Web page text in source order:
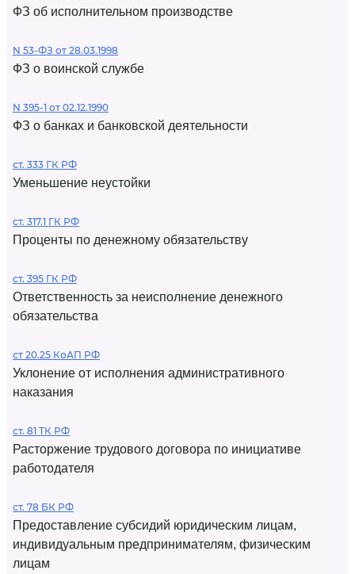
ФЗ об исполнительном производстве
N 53-ФЗ от 28.03.1998
ФЗ о воинской службе
N 395-1 от 02.12.1990
ФЗ о банках и банковской деятельности
ст. 333 ГК РФ
Уменьшение неустойки
ст. 317.1 ГК РФ
Проценты по денежному обязательству
ст. 395 ГК РФ
Ответственность за неисполнение денежного
обязательства
ст 20.25 КоАП РФ
Уклонение от исполнения административного
наказания
ст. 81 ТК РФ
Расторжение трудового договора по инициативе
работодателя
ст. 78 БК РФ
Предоставление субсидий юридическим лицам,
индивидуальным предпринимателям, физическим
лицам